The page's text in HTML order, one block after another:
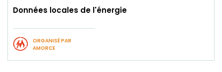
Données locales de l'énergie
ORGANISÉ PAR
AMORCE